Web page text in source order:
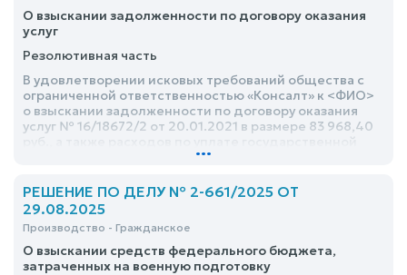
О взыскании задолженности по договору оказания
услуг
Резолютивная часть
В удовлетворении исковых требований общества с
ограниченной ответственностью «Консалт» к <ФИО>
о взыскании задолженности по договору оказания
услуг № 16/18672/2 от 20.01.2021 в размере 83 968,40
пошлины в размере 4 000 руб. отказать в полном
давности
...
РЕШЕНИЕ ПО ДЕЛУ № 2-661/2025 ОТ
29.08.2025
Производство - Гражданское
О взыскании средств федерального бюджета,
затраченных на военную подготовку